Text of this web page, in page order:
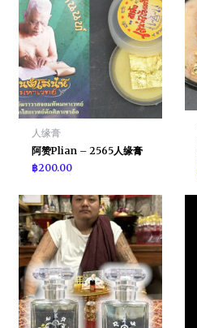
人缘膏
阿赞Plian – 2565人缘膏
฿200.00